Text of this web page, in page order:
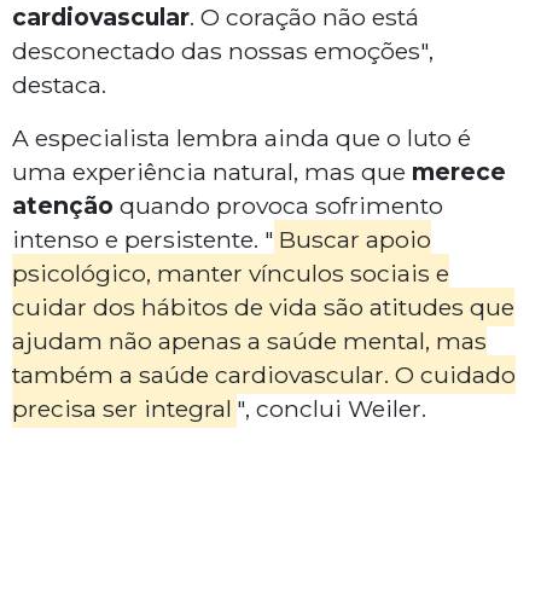
cardiovascular. O coração não está
desconectado das nossas emoções",
destaca.
A especialista lembra ainda que o luto é
uma experiência natural, mas que merece
atenção quando provoca sofrimento
intenso e persistente. " Buscar apoio
psicológico, manter vínculos sociais e
cuidar dos hábitos de vida são atitudes que
ajudam não apenas a saúde mental, mas
também a saúde cardiovascular. O cuidado
precisa ser integral ", conclui Weiler.